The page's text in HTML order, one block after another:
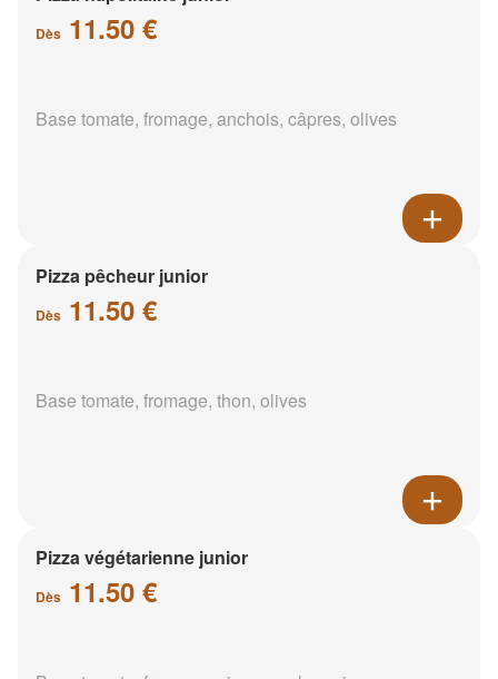
Dès 11.50 €
Base tomate, fromage, anchois, câpres, olives
Pizza pêcheur junior
Dès 11.50 €
Base tomate, fromage, thon, olives
Pizza végétarienne junior
Dès 11.50 €